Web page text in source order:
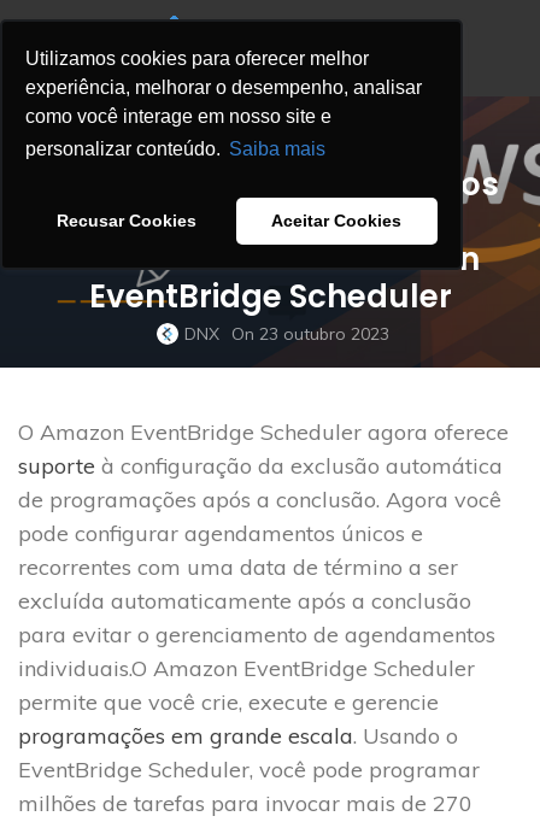
Utilizamos cookies para oferecer melhor
experiência, melhorar o desempenho, analisar
como você interage em nosso site e
personalizar conteúdo. Saiba mais
Recusar Cookies Aceitar Cookies
Exclua automaticamente os
agendamentos após a
conclusão com o Amazon
EventBridge Scheduler
DNX On 23 outubro 2023
O Amazon EventBridge Scheduler agora oferece
suporte à configuração da exclusão automática
de programações após a conclusão. Agora você
pode configurar agendamentos únicos e
recorrentes com uma data de término a ser
excluída automaticamente após a conclusão
para evitar o gerenciamento de agendamentos
individuais.O Amazon EventBridge Scheduler
permite que você crie, execute e gerencie
programações em grande escala. Usando o
EventBridge Scheduler, você pode programar
milhões de tarefas para invocar mais de 270